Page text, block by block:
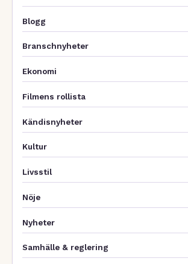
Blogg
Branschnyheter
Ekonomi
Filmens rollista
Kändisnyheter
Kultur
Livsstil
Nöje
Nyheter
Samhälle & reglering